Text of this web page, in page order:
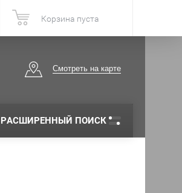
Корзина пуста
Смотреть на карте
РАСШИРЕННЫЙ ПОИСК